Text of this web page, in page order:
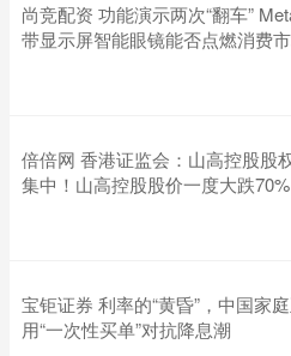
尚竞配资 功能演示两次“翻车”
带显示屏智能眼镜能否点燃消费
倍倍网 香港证监会：山高控股股
集中！山高控股股价一度大跌70%
宝钜证券 利率的“黄昏”，中国家
用“一次性买单”对抗降息潮